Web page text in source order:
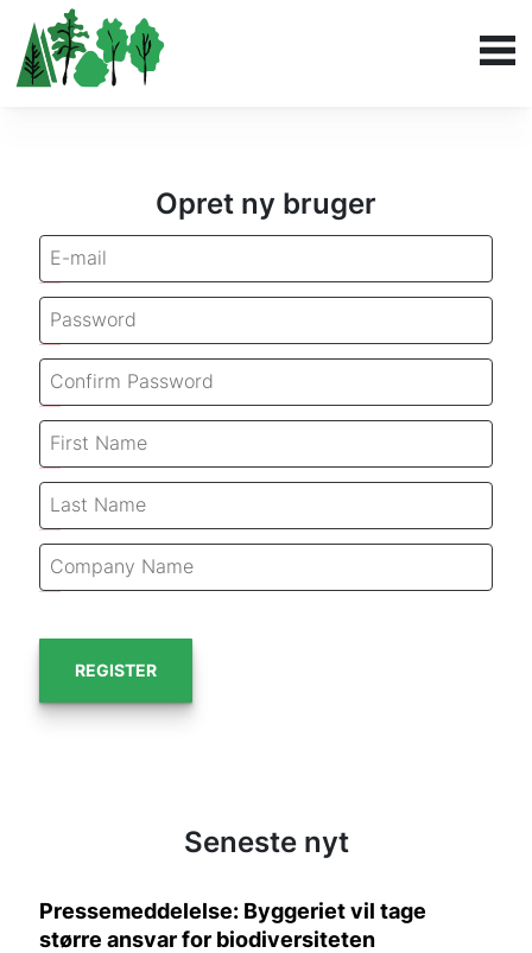
Opret ny bruger
REGISTER
Seneste nyt
Pressemeddelelse: Byggeriet vil tage
større ansvar for biodiversiteten